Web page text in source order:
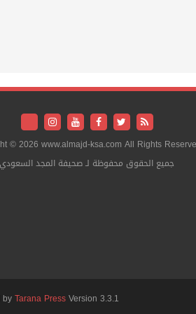
© 2026 www.almajd-ksa.com All Rights
جميع الحقوق محفوظة لـ صحيفة المجد السعودي
byTarana PressVersion 3.3.1